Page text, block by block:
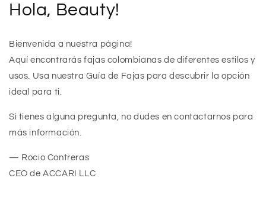
Hola, Beauty!
Bienvenida a nuestra página!
Aquí encontrarás fajas colombianas de diferentes estilos y
usos. Usa nuestra Guía de Fajas para descubrir la opción
ideal para ti.
Si tienes alguna pregunta, no dudes en contactarnos para
más información.
— Rocio Contreras
CEO de ACCARI LLC